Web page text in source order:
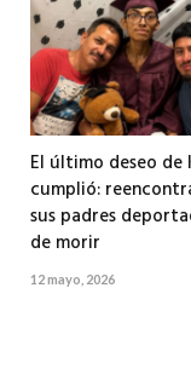
El último deseo de
cumplió:
sus padres
de morir
12 mayo, 2026